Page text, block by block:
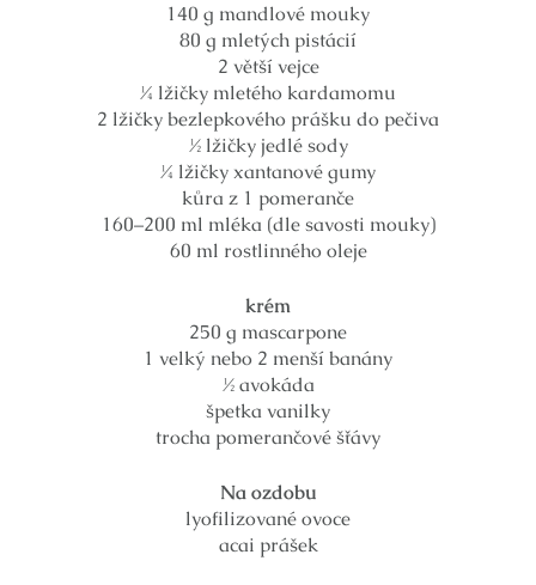
140 g mandlové mouky
80 g mletých pistácií
2 větší vejce
¼ lžičky mletého kardamomu
2 lžičky bezlepkového prášku do pečiva
½ lžičky jedlé sody
¼ lžičky xantanové gumy
kůra z 1 pomeranče
160–200 ml mléka (dle savosti mouky)
60 ml rostlinného oleje
krém
250 g mascarpone
1 velký nebo 2 menší banány
½ avokáda
špetka vanilky
trocha pomerančové šťávy
Na ozdobu
lyofilizované ovoce
acai prášek